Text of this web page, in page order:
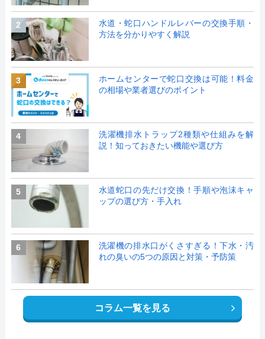
2
水道・蛇口ハンドルレバーの交換手順・
方法を分かりやすく解説
3
ホームセンターで蛇口交換は可能！料金
の相場や業者選びのポイント
4
洗濯機排水トラップ2種類や仕組みを解
説！知っておきたい機能や選び方
5
水道蛇口の先だけ交換！手順や泡沫キャ
ップの選び方・手入れ
6
洗濯機の排水口がくさすぎる！下水・汚
れの臭いの5つの原因と対策・予防策
コラム一覧を見る